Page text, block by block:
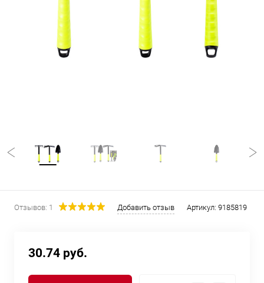
Отзывов: 1 Добавить отзыв Артикул: 9185819
30.74 руб.